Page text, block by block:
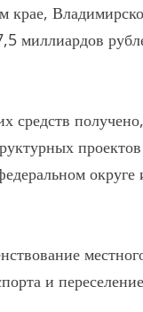
крае,
миллиардов
средств
и